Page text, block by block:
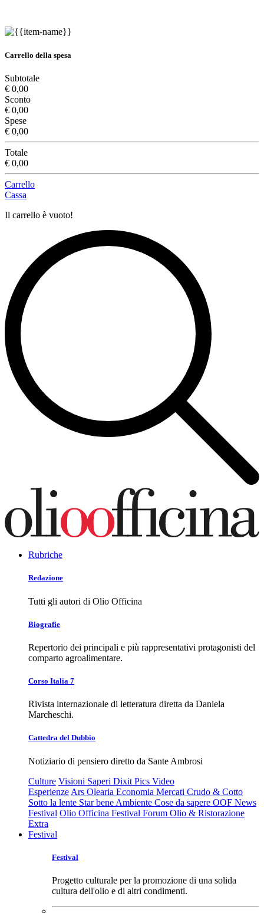
Carrello della spesa
Subtotale
€ 0,00
Sconto
€ 0,00
Spese
€ 0,00
Totale
€ 0,00
Carrello
Cassa
Il carrello è vuoto!
Rubriche
Redazione
Tutti gli autori di Olio Officina
Biografie
Repertorio dei principali e più rappresentativi protagonisti del
comparto agroalimentare.
Corso Italia 7
Rivista internazionale di letteratura diretta da Daniela
Marcheschi.
Cattedra del Dubbio
Notiziario di pensiero diretto da Sante Ambrosi
Culture Visioni Saperi Dixit Pics Video
Esperienze Ars Olearia Economia Mercati Crudo & Cotto
Sotto la lente Star bene Ambiente Cose da sapere OOF News
Festival Olio Officina Festival Forum Olio & Ristorazione
Extra
Festival
Festival
Progetto culturale per la promozione di una solida
cultura dell'olio e di altri condimenti.